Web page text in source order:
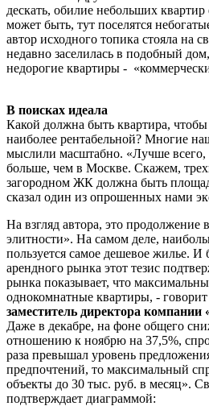
дескать, обилие небольших
может быть, тут поселятся
автор исходного топика стояла на
недавно заселилась в подобный
недорогие квартиры -
В поисках идеала
Какой должна быть квартира, чтобы
наиболее рентабельной? Многие
мыслили масштабно. «Лучше всего,
больше, чем в Москве. Скажем,
загородном ЖК должна быть
сказал один из опрошенных нами
На взгляд автора, это продолжение
элитности». На самом деле,
пользуется самое дешевое жилье. И
арендного рынка этот тезис
рынка показывает, что
однокомнатные квартиры, - говорит
заместитель директора
Даже в декабре, на фоне общего
отношению к ноябрю на 37,5%,
раза превышал уровень
предпочтений, то максимальный
объекты до 30 тыс. руб. в месяц».
подтверждает диаграммой: